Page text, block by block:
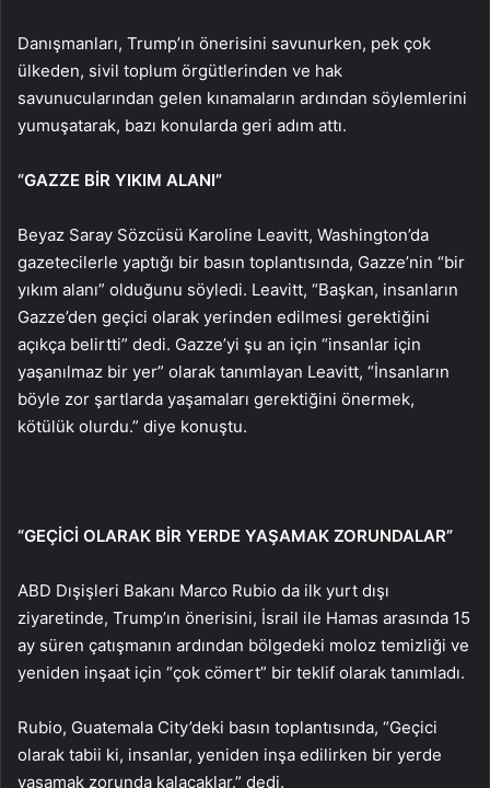
Danışmanları, Trump’ın önerisini savunurken, pek çok
ülkeden, sivil toplum örgütlerinden ve hak
savunucularından gelen kınamaların ardından söylemlerini
yumuşatarak, bazı konularda geri adım attı.
“GAZZE BİR YIKIM ALANI”
Beyaz Saray Sözcüsü Karoline Leavitt, Washington’da
gazetecilerle yaptığı bir basın toplantısında, Gazze’nin “bir
yıkım alanı” olduğunu söyledi. Leavitt, “Başkan, insanların
Gazze’den geçici olarak yerinden edilmesi gerektiğini
açıkça belirtti” dedi. Gazze’yi şu an için “insanlar için
yaşanılmaz bir yer” olarak tanımlayan Leavitt, “İnsanların
böyle zor şartlarda yaşamaları gerektiğini önermek,
kötülük olurdu.” diye konuştu.
“GEÇİCİ OLARAK BİR YERDE YAŞAMAK ZORUNDALAR”
ABD Dışişleri Bakanı Marco Rubio da ilk yurt dışı
ziyaretinde, Trump’ın önerisini, İsrail ile Hamas arasında 15
ay süren çatışmanın ardından bölgedeki moloz temizliği ve
yeniden inşaat için “çok cömert” bir teklif olarak tanımladı.
Rubio, Guatemala City’deki basın toplantısında, “Geçici
olarak tabii ki, insanlar, yeniden inşa edilirken bir yerde
yaşamak zorunda kalacaklar.” dedi.